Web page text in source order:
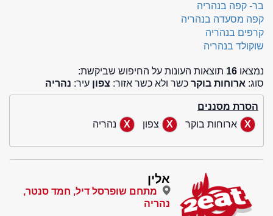
בר- קפה בנהריה
קפה מסעדה בנהריה
קרפים בנהריה
שוקולד בנהריה
נמצאו 16 תוצאות העונות על החיפוש שביקשת:
סוג: ארוחות בוקר כשר ולא כשר אזור: צפון עיר: נהריה
הסרת מסננים
ארוחות בוקר
צפון נהריה
אלין
מתחם שופרסל דיל, חמד סנטר,
נהריה